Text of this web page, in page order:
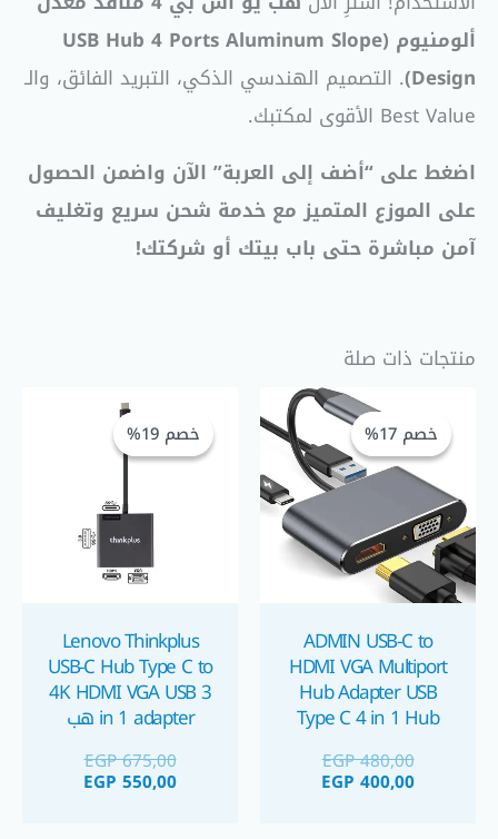
ألومنيوم (USB Hub 4 Ports Aluminum Slope
Design) . التصميم الهندسي الذكي، التبريد الفائق، والـ
Best Value الأقوى لمكتبك.
اضغط على “أضف إلى العربة” الآن واضمن الحصول
على الموزع المتميز مع خدمة شحن سريع وتغليف
آمن مباشرة حتى باب بيتك أو شركتك!
منتجات ذات صلة
خصم 17%
خصم 17%
ADMIN USB-C to
HDMI VGA Multiport
Hub Adapter USB
Type C 4 in 1 Hub
١ EGP480,00
السعر
الأصلي
هو:
EGP 480,00.
EGP 400,00
السعر
الحالي
هو:
EGP 400,00.
خصم 19%
خصم 19%
Lenovo Thinkplus
USB-C Hub Type C to
4K HDMI VGA USB 3
in 1 adapter هب
EGP675,00
EGP 550,00